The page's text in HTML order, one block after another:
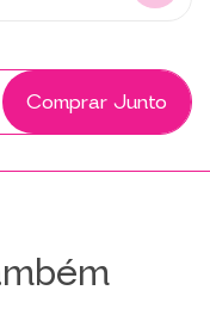
Comprar Junto